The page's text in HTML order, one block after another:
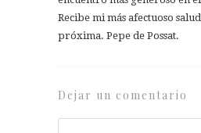
Recibe mi más afectuoso
próxima. Pepe de Possat.
Dejar un comentario